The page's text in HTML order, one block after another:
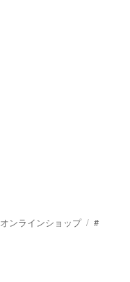
カ
オンラインショップ
タ
#